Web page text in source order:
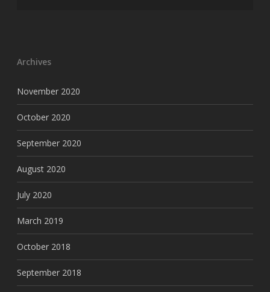
Archives
November 2020
October 2020
September 2020
August 2020
July 2020
March 2019
October 2018
September 2018